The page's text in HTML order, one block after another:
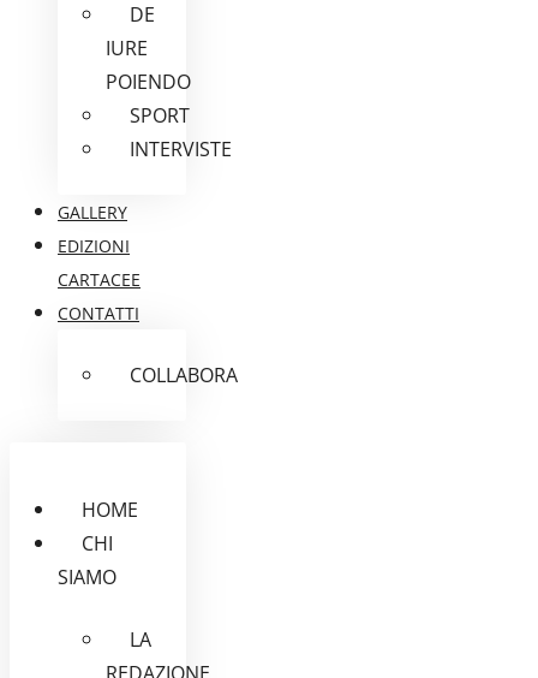
DE
IURE
POIENDO
SPORT
INTERVISTE
GALLERY
EDIZIONI
CARTACEE
CONTATTI
COLLABORA
HOME
CHI
SIAMO
LA